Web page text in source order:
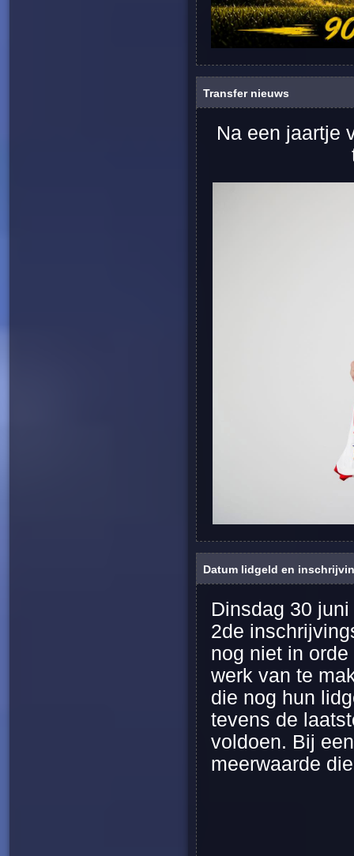
Transfer nieuws
Na een jaartje
Datum lidgeld en
Dinsdag 30
2de
nog niet in
werk van te
die nog hun
tevens de
voldoen. Bij
meerwaarde